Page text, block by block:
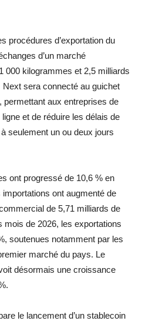
procédures d’exportation du
d’un marché
000 kilogrammes et 2,5 milliards
sera connecté au guichet
permettant aux entreprises de
et de réduire les délais de
seulement un ou deux jours
ont progressé de 10,6 % en
ont augmenté de
de 5,71 milliards de
de 2026, les exportations
soutenues notamment par les
marché du pays. Le
désormais une croissance
le lancement d’un stablecoin